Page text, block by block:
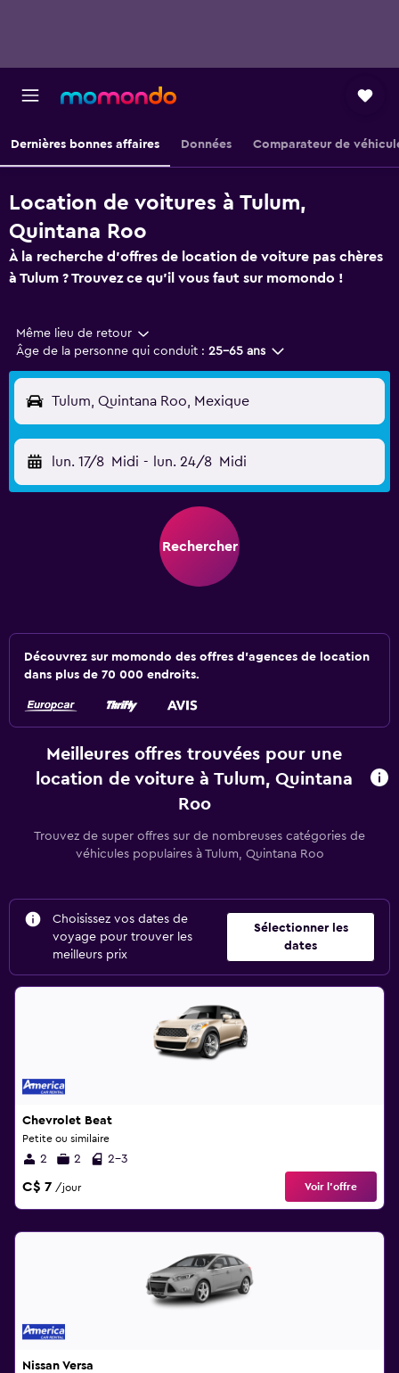
Dernières bonnes affaires Données Comparateur de
Location de voitures à Tulum,
Quintana Roo
À la recherche d'offres de location de voiture pas chères
à Tulum ? Trouvez ce qu'il vous faut sur momondo !
Même lieu de retour
Âge de la personne qui conduit : 25-65 ans
Tulum, Quintana Roo, Mexique
lun. 17/8 Midi - lun. 24/8 Midi
Rechercher
Découvrez sur momondo des offres d'agences de location
dans plus de 70 000 endroits.
Meilleures offres trouvées pour une
location de voiture à Tulum, Quintana
Roo
Trouvez de super offres sur de nombreuses catégories de
véhicules populaires à Tulum, Quintana Roo
Choisissez vos dates de
voyage pour trouver les
meilleurs prix
Sélectionner les
dates
Chevrolet Beat
Petite ou similaire
2 2 2-3
C$ 7 /jour Voir l’offre
Nissan Versa